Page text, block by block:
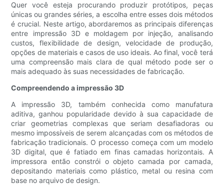
Quer você esteja procurando produzir protótipos, peças
únicas ou grandes séries, a escolha entre esses dois métodos
é crucial. Neste artigo, abordaremos as principais diferenças
entre impressão 3D e moldagem por injeção, analisando
custos, flexibilidade de design, velocidade de produção,
opções de materiais e casos de uso ideais. Ao final, você terá
uma compreensão mais clara de qual método pode ser o
mais adequado às suas necessidades de fabricação.
Compreendendo a impressão 3D
A impressão 3D, também conhecida como manufatura
aditiva, ganhou popularidade devido à sua capacidade de
criar geometrias complexas que seriam desafiadoras ou
mesmo impossíveis de serem alcançadas com os métodos de
fabricação tradicionais. O processo começa com um modelo
3D digital, que é fatiado em finas camadas horizontais. A
impressora então constrói o objeto camada por camada,
depositando materiais como plástico, metal ou resina com
base no arquivo de design.